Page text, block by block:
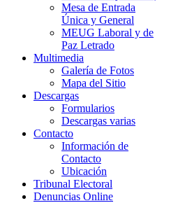
Mesa de Entrada
Única y General
MEUG Laboral y de
Paz Letrado
Multimedia
Galería de Fotos
Mapa del Sitio
Descargas
Formularios
Descargas varias
Contacto
Información de
Contacto
Ubicación
Tribunal Electoral
Denuncias Online